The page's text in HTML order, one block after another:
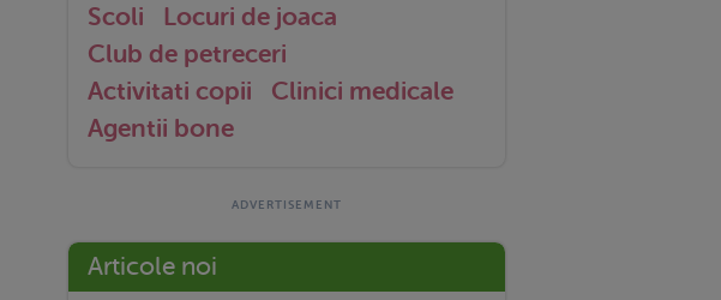
Scoli
Locuri de joaca
Club de petreceri
Activitati copii
Clinici medicale
Agentii bone
Articole noi